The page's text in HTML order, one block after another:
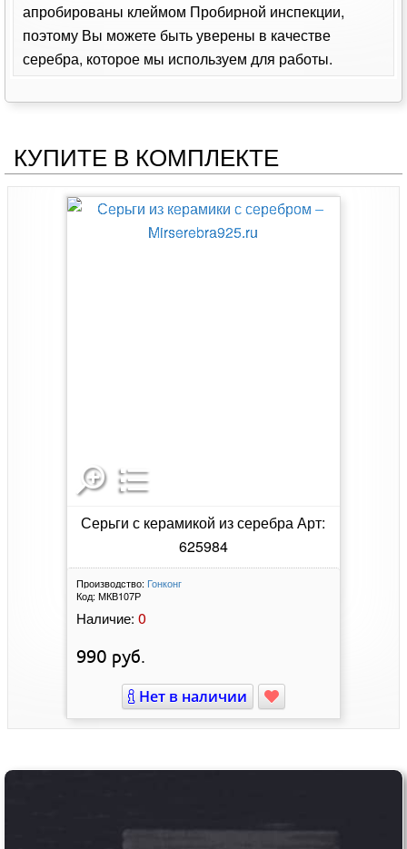
апробированы клеймом Пробирной инспекции,
поэтому Вы можете быть уверены в качестве
серебра, которое мы используем для работы.
КУПИТЕ В КОМПЛЕКТЕ
Серьги с керамикой из серебра Арт:
625984
Производство: Гонконг
Код: МКВ107Р
Наличие: 0
990 руб.
Нет в наличии